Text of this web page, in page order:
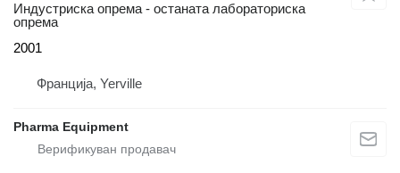
Индустриска опрема - останата лабораториска
опрема
2001
Франција, Yerville
Pharma Equipment